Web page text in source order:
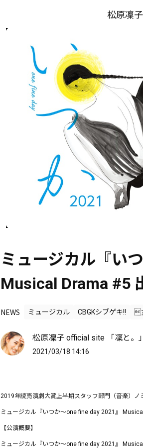
松原凜
ミュージカル『い
Musical Drama #5
NEWS ミュージカル CBGKシブゲキ!! 
松原凜子 official site 「凜と。」
2021/03/18 14:16
2019年読売演劇大賞上半期スタッフ部門（音楽）
ミュージカル『いつか〜one fine day 2021』
【公演概要】
ミュージカル『いつか〜one fine day 2021』